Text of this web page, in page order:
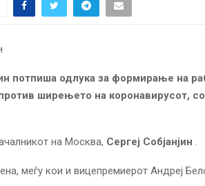
потпиша одлука за формирање на
ширењето на коронавирусот,
на Москва, Сергеј Собјанјин
меѓу кои и вицепремиерот Андреј